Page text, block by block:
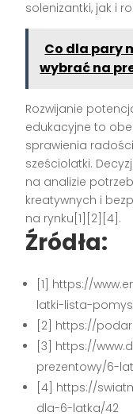
solenizantki, jak i
Co dla pary
wybrać na
Rozwijanie
edukacyjne to
sprawienia
sześciolatki.
na analizie
kreatywnych i
na rynku [1][2][4] .
Źródła:
[1] https://
latki-lista-
[2] https://
[3] https://
prezentowy/6-lat
[4] https://
dla-6-latka/42